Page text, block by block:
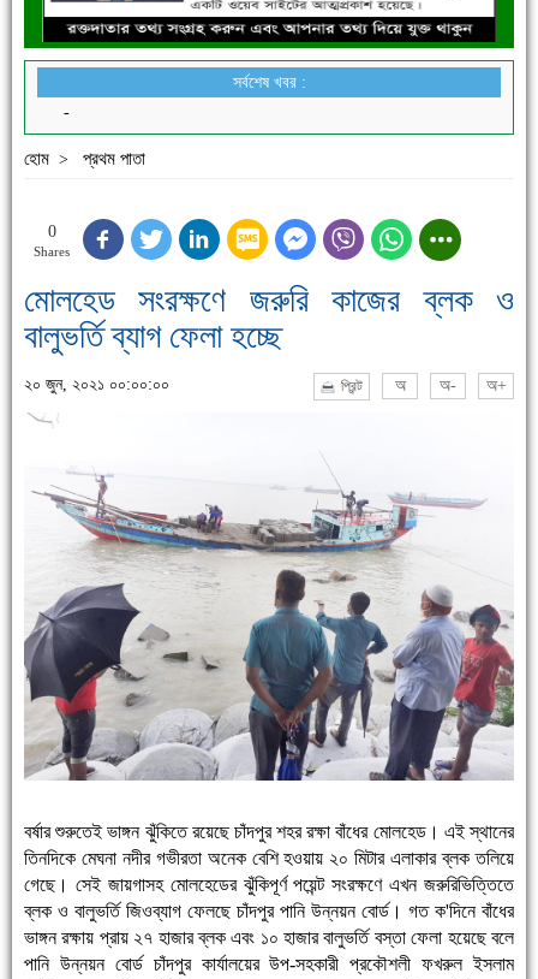
সর্বশেষ খবর :
হোম > প্রথম পাতা
0
Shares
মোলহেড সংরক্ষণে জরুরি কাজের ব্লক ও
বালুভর্তি ব্যাগ ফেলা হচ্ছে
২০ জুন, ২০২১ ০০:০০:০০ প্রিন্ট অ অ- অ+
বর্ষার শুরুতেই ভাঙ্গন ঝুঁকিতে রয়েছে চাঁদপুর শহর রক্ষা বাঁধের মোলহেড। এই স্থানের
তিনদিকে মেঘনা নদীর গভীরতা অনেক বেশি হওয়ায় ২০ মিটার এলাকার ব্লক তলিয়ে
গেছে। সেই জায়গাসহ মোলহেডের ঝুঁকিপূর্ণ পয়েন্ট সংরক্ষণে এখন জরুরিভিত্তিতে
ব্লক ও বালুভর্তি জিওব্যাগ ফেলছে চাঁদপুর পানি উন্নয়ন বোর্ড। গত ক'দিনে বাঁধের
ভাঙ্গন রক্ষায় প্রায় ২৭ হাজার ব্লক এবং ১০ হাজার বালুভর্তি বস্তা ফেলা হয়েছে বলে
পানি উন্নয়ন বোর্ড চাঁদপুর কার্যালয়ের উপ-সহকারী প্রকৌশলী ফখরুল ইসলাম